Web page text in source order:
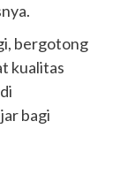
bergotong
kualitas
bagi